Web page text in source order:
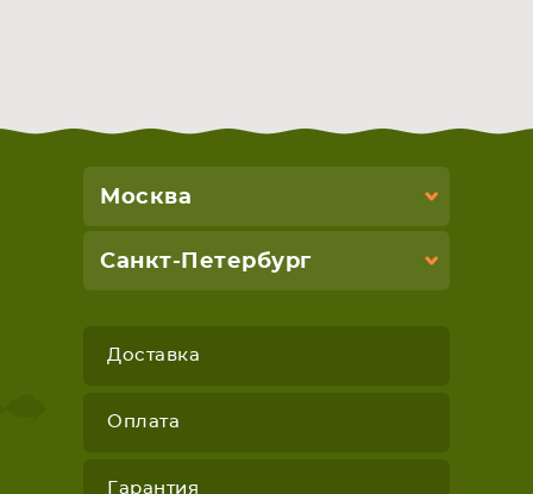
Москва
Санкт-Петербург
Доставка
Оплата
Гарантия